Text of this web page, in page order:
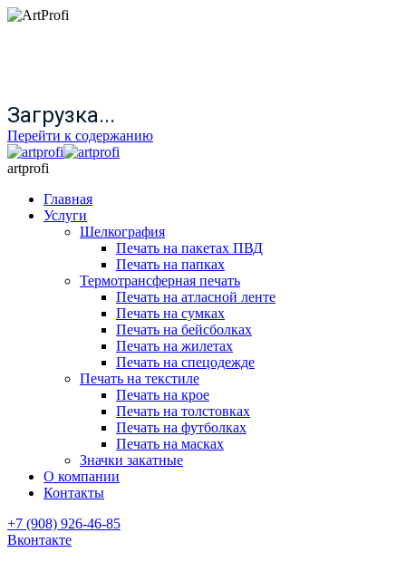
Загрузка...
Перейти к содержанию
artprofi
Главная
Услуги
Шелкография
Печать на пакетах ПВД
Печать на папках
Термотрансферная печать
Печать на атласной ленте
Печать на сумках
Печать на бейсболках
Печать на жилетах
Печать на спецодежде
Печать на текстиле
Печать на крое
Печать на толстовках
Печать на футболках
Печать на масках
Значки закатные
О компании
Контакты
+7 (908) 926-46-85
Вконтакте